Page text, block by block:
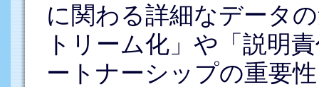
に関わる詳細なデータ
トリーム化」や「説明
ートナーシップの重要